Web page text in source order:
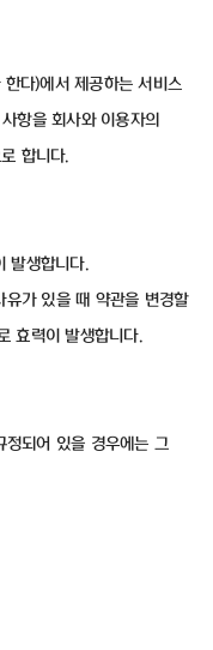
다)에서 제공하는 서비스
항을 회사와 이용자의
합니다.
발생합니다.
가 있을 때 약관을 변경할
효력이 발생합니다.
정되어 있을 경우에는 그